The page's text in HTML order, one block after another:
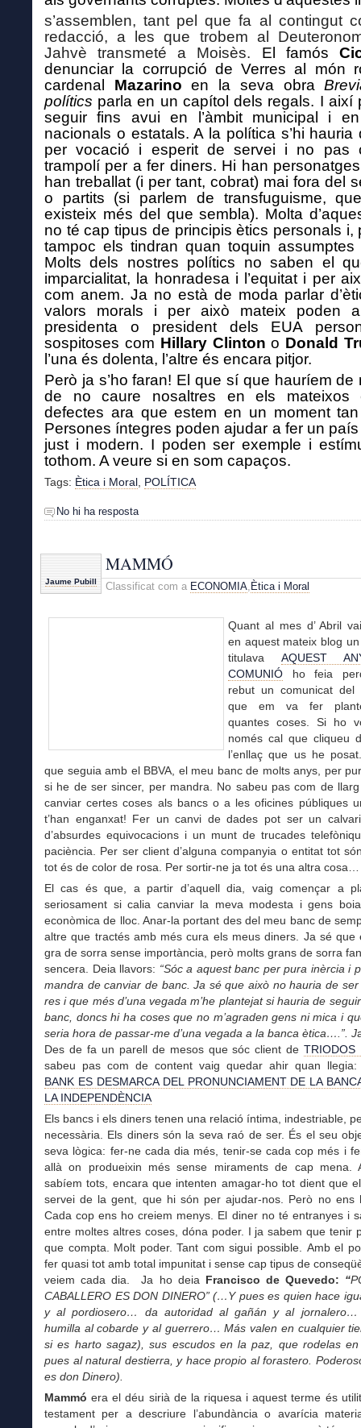
s’assemblen, tant pel que fa al contingut
redacció, a les que trobem al
Jahvètransmeté a Moisès. El famós
denunciar la corrupció de Verres al món
cardenal Mazarinoen la seva obra
polítics parla en un capítol dels regals. I així
seguir fins avui en l’àmbit municipal i
nacionals o estatals. A la política s’hi hauria
per vocació i esperit de servei i no pas
trampolí per a fer diners. Hi han
han treballat (i per tant, cobrat) mai fora del
o partits (si parlem de transfuguisme,
existeix més del que sembla). Molta
no té cap tipus de principis ètics personals i,
tampoc els tindran quan toquin assumptes
Molts dels nostres polítics no saben el
imparcialitat, la honradesa i l’equitat i per
com anem. Ja no està de moda parlar
valors morals i per això mateix poden
presidenta o president dels EUA
sospitoses com Hillary Clinton o Donald
l’una és dolenta, l’altre és encara pitjor.
Però ja s’ho faran! El que sí que hauríem de
de no caure nosaltres en els mateixos
defectes ara que estem en un moment
Persones íntegres poden ajudar a fer un
just i modern. I poden ser exemple i
tothom. A veure si en som capaços.
Tags: Ètica i Moral, POLÍTICA
No hi ha resposta
Jaume Pubill
MAMMÓ
Classificat com a ECONOMIA, Ètica i Moral
Quant al mes d’ Abril
en aquest mateix blog
titulava AQUEST
COMUNIÓ ho feia
rebut un comunicat del
que em va fer
quantes coses. Si ho
només cal que cliqueu
l’enllaç que us he
que seguia amb el BBVA, el meu banc de molts anys, per
si he de ser sincer, per mandra. No sabeu pas com de
canviar certes coses als bancs o a les oficines públiques
t’han enganxat! Fer un canvi de dades pot ser un
d’absurdes equivocacions i un munt de trucades
paciència. Per ser client d’alguna companyia o entitat tot
tot és de color de rosa. Per sortir-ne ja tot és una altra cosa…
El cas és que, a partir d’aquell dia, vaig començar a
seriosament si calia canviar la meva modesta i gens
econòmica de lloc. Anar-la portant des del meu banc de
altre que tractés amb més cura els meus diners. Ja sé que
gra de sorra sense importància, però molts grans de sorra
sencera. Deia llavors: “Sóc a aquest banc per pura inèrcia i
mandra de canviar de banc. Ja sé que això no hauria de
res i que més d’una vegada m’he plantejat si hauria de
banc, doncs hi ha coses que no m’agraden gens ni mica i
seria hora de passar-me d’una vegada a la banca ètica….”. J
Des de fa un parell de mesos que sóc client deTRIODOS
sabeu pas com de content vaig quedar ahir quan
BANK ES DESMARCA DEL PRONUNCIAMENT DE LA
LA INDEPENDÈNCIA
Els bancs i els diners tenen una relació íntima, indestriable,
necessària. Els diners són la seva raó de ser. És el seu
seva lògica: fer-ne cada dia més, tenir-se cada cop més i
allà on produeixin més sense miraments de cap mena.
sabíem tots, encara que intenten amagar-ho tot dient que
servei de la gent, que hi són per ajudar-nos. Però no ens
Cada cop ens ho creiem menys. El diner no té entranyes i
entre moltes altres coses, dóna poder. I ja sabem que tenir
que compta. Molt poder. Tant com sigui possible. Amb el
fer quasi tot amb total impunitat i sense cap tipus de
veiem cada dia. Ja ho deia Francisco de Quevedo: “
CABALLERO ES DON DINERO” (…Y pues es quien hace
y al pordiosero… da autoridad al gañán y al jornalero…
humilla al cobarde y al guerrero… Más valen en cualquier
si es harto sagaz), sus escudos en la paz, que rodelas
pues al natural destierra, y hace propio al forastero.
es don Dinero).
Mammó era el déu sirià de la riquesa i aquest terme és
testament per a descriure l’abundància o avarícia